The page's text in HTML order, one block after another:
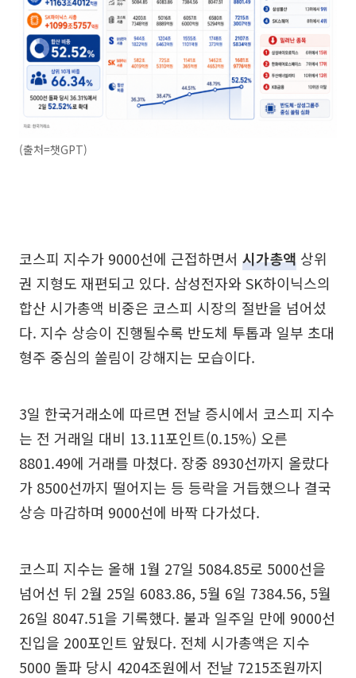
(출처=챗GPT)
코스피 지수가 9000선에 근접하면서 시가총액 상위
권 지형도 재편되고 있다. 삼성전자와 SK하이닉스의
합산 시가총액 비중은 코스피 시장의 절반을 넘어섰
다. 지수 상승이 진행될수록 반도체 투톱과 일부 초대
형주 중심의 쏠림이 강해지는 모습이다.
3일 한국거래소에 따르면 전날 증시에서 코스피 지수
는 전 거래일 대비 13.11포인트(0.15%) 오른
8801.49에 거래를 마쳤다. 장중 8930선까지 올랐다
가 8500선까지 떨어지는 등 등락을 거듭했으나 결국
상승 마감하며 9000선에 바짝 다가섰다.
코스피 지수는 올해 1월 27일 5084.85로 5000선을
넘어선 뒤 2월 25일 6083.86, 5월 6일 7384.56, 5월
26일 8047.51을 기록했다. 불과 일주일 만에 9000선
진입을 200포인트 앞뒀다. 전체 시가총액은 지수
5000 돌파 당시 4204조원에서 전날 7215조원까지